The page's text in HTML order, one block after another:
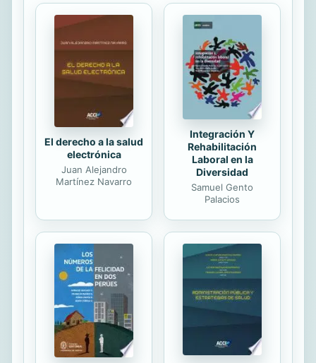
protagonistas y simpatizantes desde
Tzara, Breton, Soupault, Duchamp,
Man Ray, hasta Picabia, Ernst, Dalí o
Matta. Y destaca la voluntad de
convocar que tuvo el surrealismo a
través de la palabra escrita en
revistas, afiches,...
El derecho a la salud
electrónica
Juan Alejandro
Martínez Navarro
Integración Y
Rehabilitación
Laboral en la
Diversidad
Samuel Gento
Palacios